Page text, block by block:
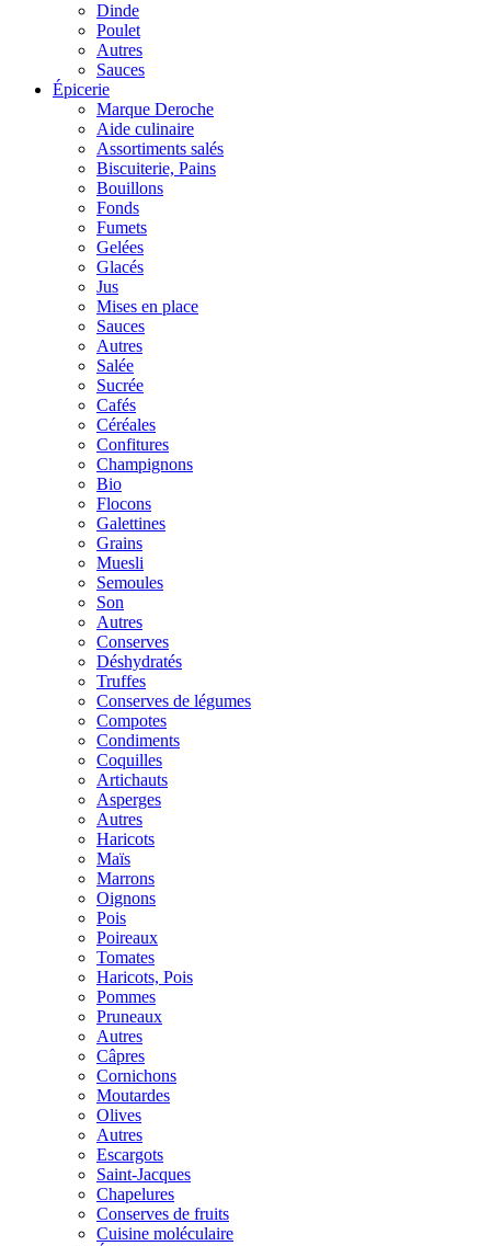
Dinde
Poulet
Autres
Sauces
Épicerie
Marque Deroche
Aide culinaire
Assortiments salés
Biscuiterie, Pains
Bouillons
Fonds
Fumets
Gelées
Glacés
Jus
Mises en place
Sauces
Autres
Salée
Sucrée
Cafés
Céréales
Confitures
Champignons
Bio
Flocons
Galettines
Grains
Muesli
Semoules
Son
Autres
Conserves
Déshydratés
Truffes
Conserves de légumes
Compotes
Condiments
Coquilles
Artichauts
Asperges
Autres
Haricots
Maïs
Marrons
Oignons
Pois
Poireaux
Tomates
Haricots, Pois
Pommes
Pruneaux
Autres
Câpres
Cornichons
Moutardes
Olives
Autres
Escargots
Saint-Jacques
Chapelures
Conserves de fruits
Cuisine moléculaire